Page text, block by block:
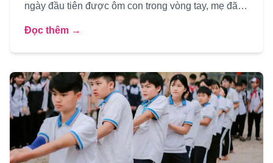
ngày đầu tiên được ôm con trong vòng tay, mẹ đã
Đọc thêm →